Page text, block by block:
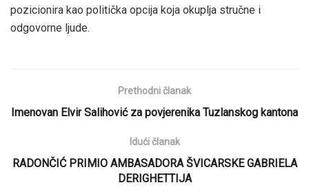
pozicionira kao politička opcija koja okuplja stručne i
odgovorne ljude.
Prethodni članak
Imenovan Elvir Salihović za povjerenika Tuzlanskog kantona
Idući članak
RADONČIĆ PRIMIO AMBASADORA ŠVICARSKE GABRIELA
DERIGHETTIJA